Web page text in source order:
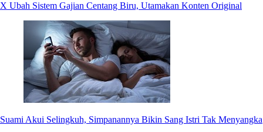
X Ubah Sistem Gajian Centang Biru, Utamakan Konten Original
Suami Akui Selingkuh, Simpanannya Bikin Sang Istri Tak Menyangka